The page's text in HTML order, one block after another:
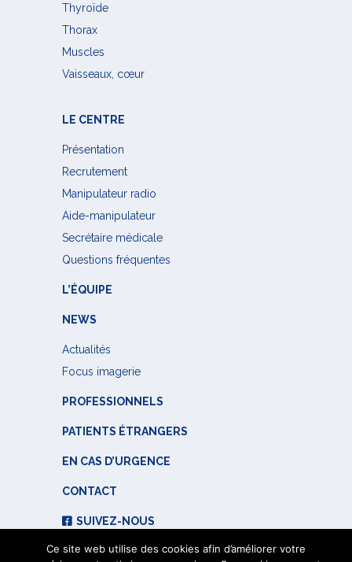
Thyroïde
Thorax
Muscles
Vaisseaux, cœur
LE CENTRE
Présentation
Recrutement
Manipulateur radio
Aide-manipulateur
Secrétaire médicale
Questions fréquentes
L’ÉQUIPE
NEWS
Actualités
Focus imagerie
PROFESSIONNELS
PATIENTS ÉTRANGERS
EN CAS D’URGENCE
CONTACT
SUIVEZ-NOUS
Ce site web utilise des cookies afin d’améliorer votre